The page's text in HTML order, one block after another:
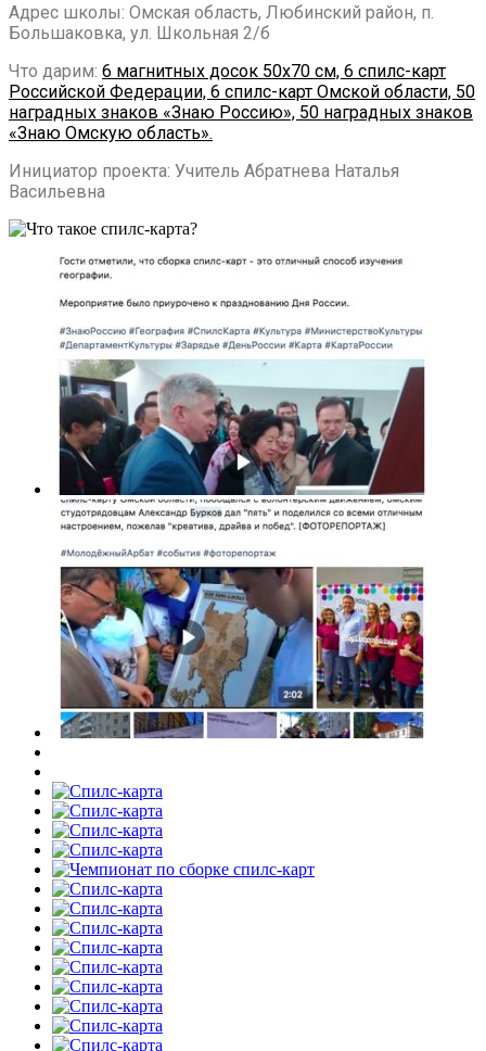
Адрес школы: Омская область, Любинский район, п.
Большаковка, ул. Школьная 2/б
Что дарим: 6 магнитных досок 50х70 см, 6 спилс-карт
Российской Федерации, 6 спилс-карт Омской области, 50
наградных знаков «Знаю Россию», 50 наградных знаков
«Знаю Омскую область».
Инициатор проекта: Учитель Абратнева Наталья
Васильевна